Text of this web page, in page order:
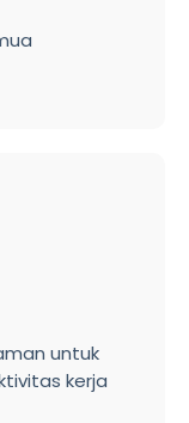
untuk
kerja